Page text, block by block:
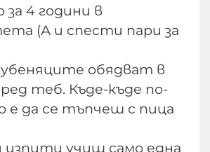
4 години в
(А и спести пари за
обядват в
теб. Къде-къде по-
е да се тъпчеш с пица
изпити учиш само една